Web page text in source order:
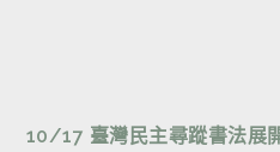
10/17 臺灣民主尋蹤書法